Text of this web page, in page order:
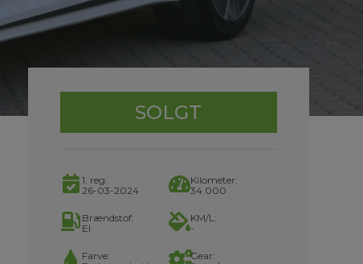
SOLGT
1. reg:
26-03-2024
Kilometer:
34.000
Brændstof:
El
KM/L:
-
Farve:
Gear: